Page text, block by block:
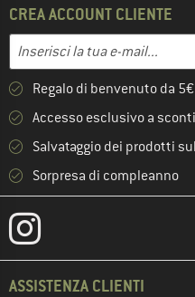
CREA ACCOUNT CLIENTE
Indirizzo e-mail
Inserisci qui il tuo indirizzo e-
Regalo di benvenuto da
Accesso esclusivo a sconti
Salvataggio dei prodotti
Sorpresa di compleanno
ASSISTENZA CLIENTI